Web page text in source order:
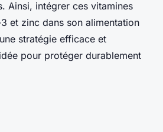
Ainsi, intégrer ces vitamines
et zinc dans son alimentation
stratégie efficace et
pour protéger durablement